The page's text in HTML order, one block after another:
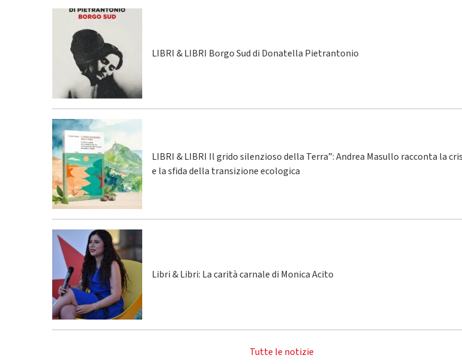
LIBRI & LIBRI Borgo Sud di Donatella Pietrantonio
LIBRI & LIBRI Il grido silenzioso della Terra”: Andrea Masullo racconta la
e la sfida della transizione ecologica
Libri & Libri: La carità carnale di Monica Acito
Tutte le notizie